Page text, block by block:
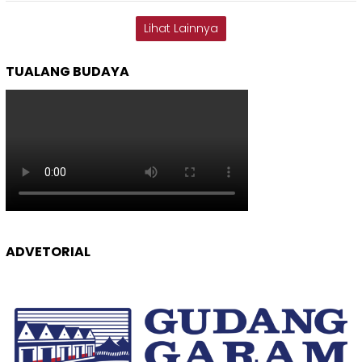
Lihat Lainnya
TUALANG BUDAYA
ADVETORIAL